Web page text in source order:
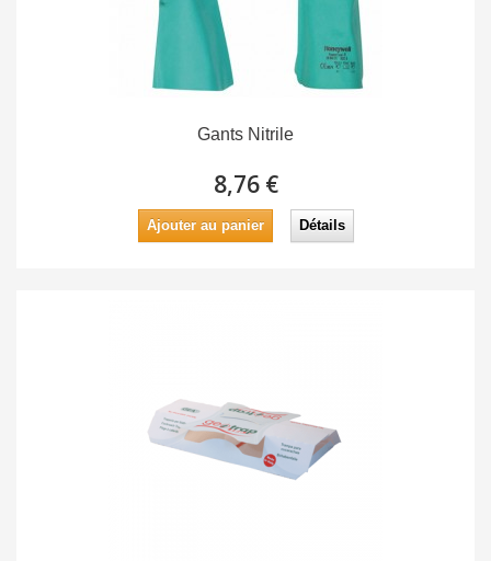
Gants Nitrile
8,76 €
Ajouter au panier Détails